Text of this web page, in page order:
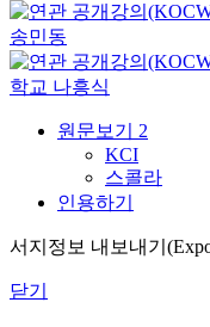
송민동
학교 나흥식
원문보기 2
KCI
스콜라
인용하기
서지정보 내보내기
닫기